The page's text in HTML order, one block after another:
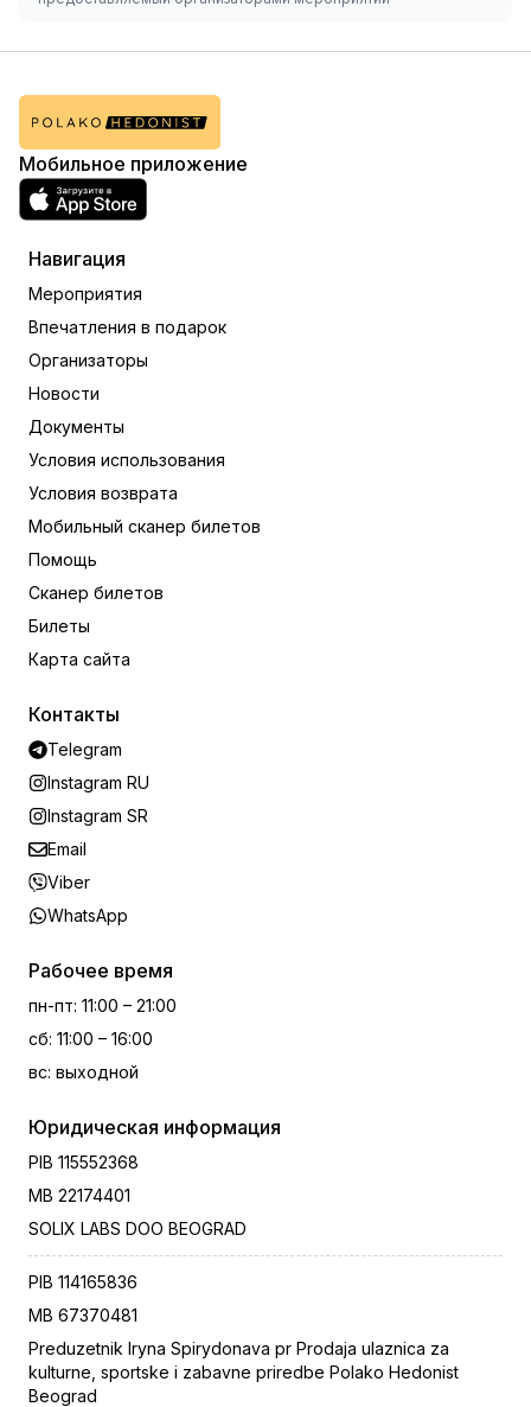
Мобильное приложение
Навигация
Мероприятия
Впечатления в подарок
Организаторы
Новости
Документы
Условия использования
Условия возврата
Мобильный сканер билетов
Помощь
Сканер билетов
Билеты
Карта сайта
Контакты
Telegram
Instagram RU
Instagram SR
Email
Viber
WhatsApp
Рабочее время
пн-пт: 11:00 – 21:00
сб: 11:00 – 16:00
вс: выходной
Юридическая информация
PIB 115552368
MB 22174401
SOLIX LABS DOO BEOGRAD
PIB 114165836
MB 67370481
Preduzetnik Iryna Spirydonava pr Prodaja ulaznica za
kulturne, sportske i zabavne priredbe Polako Hedonist
Beograd